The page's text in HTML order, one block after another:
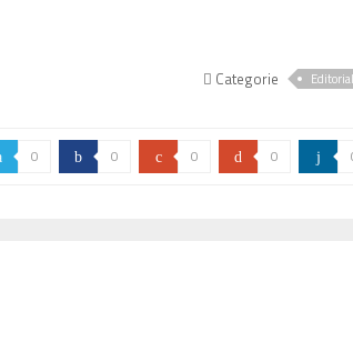
Categorie Editorial
0 b 0 c 0 d 0 j